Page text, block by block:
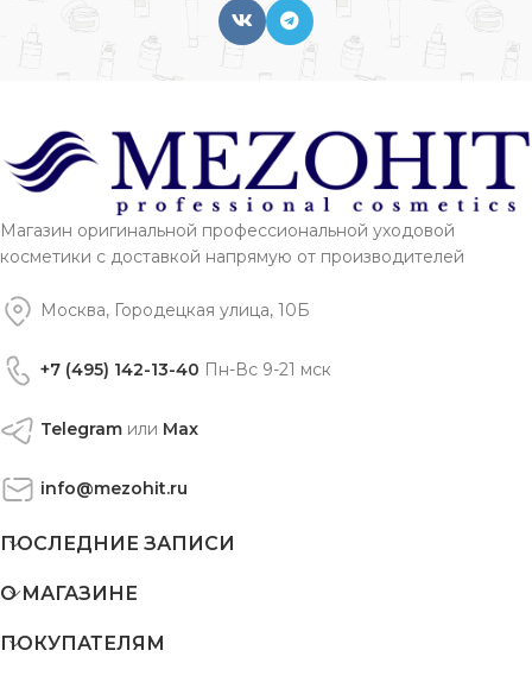
Магазин оригинальной профессиональной уходовой
косметики с доставкой напрямую от производителей
Москва, Городецкая улица, 10Б
+7 (495) 142-13-40 Пн-Вс 9-21 мск
Telegram или Max
info@mezohit.ru
ПОСЛЕДНИЕ ЗАПИСИ
О МАГАЗИНЕ
ПОКУПАТЕЛЯМ